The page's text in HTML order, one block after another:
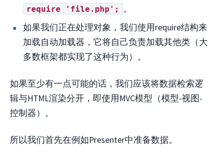
require 'file.php';
。
如果我们正在处理对象，我们使用require结构来
加载自动加载器，它将自己负责加载其他类（大
多数框架都实现了这种行为）。
如果至少有一点可能的话，我们应该将数据检索逻
辑与HTML渲染分开，即使用MVC模型（模型-视图-
控制器）。
所以我们首先在例如Presenter中准备数据。